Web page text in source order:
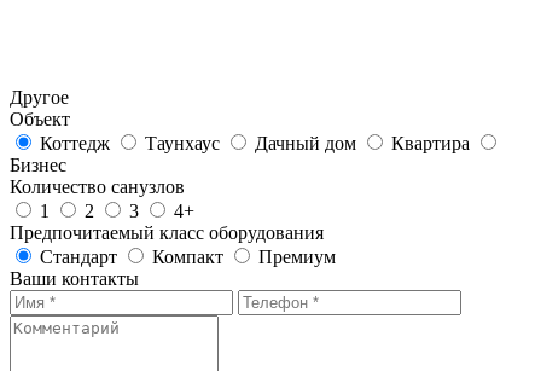
Другое
Объект
Коттедж
Таунхаус Дачный дом
Квартира
Бизнес
Количество санузлов
1
2 3
4+
Предпочитаемый класс оборудования
Стандарт
Компакт
Премиум
Ваши контакты